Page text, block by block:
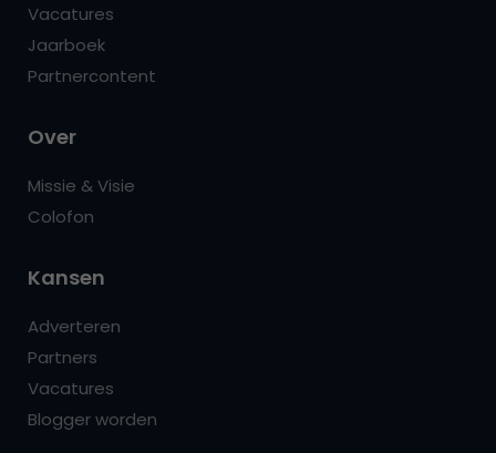
Vacatures
Jaarboek
Partnercontent
Over
Missie & Visie
Colofon
Kansen
Adverteren
Partners
Vacatures
Blogger worden